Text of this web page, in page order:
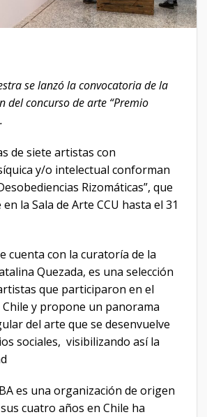
se lanzó la convocatoria de la
del concurso de arte “Premio
de siete artistas con
y/o intelectual conforman
Rizomáticas”, que
la Sala de Arte CCU hasta el 31
cuenta con la curatoría de la
Quezada, es una selección
que participaron en el
Chile y propone un panorama
del arte que se desenvuelve
sociales, visibilizando así la
es una organización de origen
cuatro años en Chile ha